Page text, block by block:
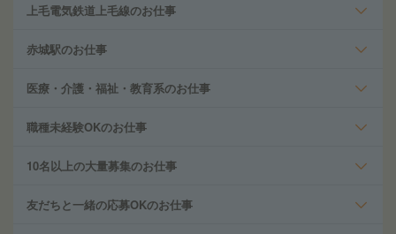
上毛電気鉄道上毛線のお仕事
赤城駅のお仕事
医療・介護・福祉・教育系のお仕事
職種未経験OKのお仕事
10名以上の大量募集のお仕事
友だちと一緒の応募OKのお仕事